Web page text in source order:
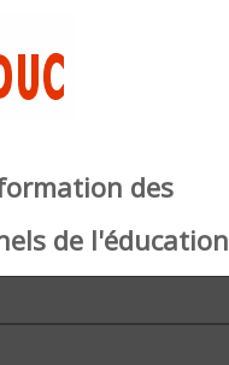
des
de l'éducation